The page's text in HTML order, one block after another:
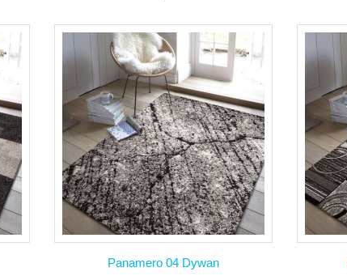
Więcej
W magazynie
Dodaj do porównania
Panamero 04 Dywan